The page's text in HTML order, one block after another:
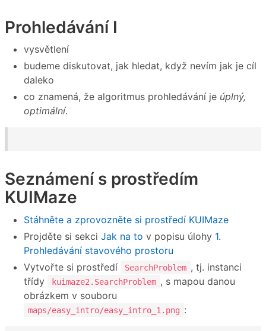
Prohledávání I
vysvětlení
budeme diskutovat, jak hledat, když nevím jak je cíl
daleko
co znamená, že algoritmus prohledávání je úplný,
optimální.
Seznámení s prostředím
KUIMaze
Stáhněte a zprovozněte si prostředí KUIMaze
Projděte si sekci Jak na to v popisu úlohy 1.
Prohledávání stavového prostoru
Vytvořte si prostředí
SearchProblem , tj. instanci
třídy
kuimaze2.SearchProblem , s mapou danou
obrázkem v souboru
maps/easy_intro/easy_intro_1.png :